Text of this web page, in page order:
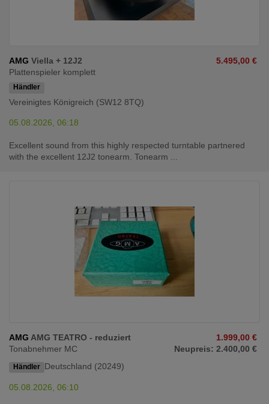
AMG Viella + 12J2
Plattenspieler komplett
Händler
Vereinigtes Königreich (SW12 8TQ)
5.495,00 €
05.08.2026, 06:18
Excellent sound from this highly respected turntable partnered
with the excellent 12J2 tonearm. Tonearm ...
AMG AMG TEATRO - reduziert
Tonabnehmer MC
Händler Deutschland (20249)
1.999,00 €
Neupreis: 2.400,00 €
05.08.2026, 06:10